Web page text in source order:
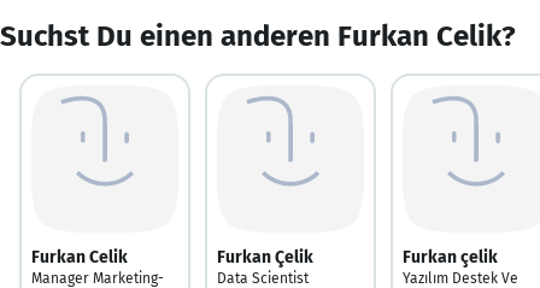
Suchst Du einen anderen Furkan Celik?
Furkan Celik
Manager Marketing-
Furkan Çelik
Data Scientist
Furkan çelik
Yazılım Destek Ve